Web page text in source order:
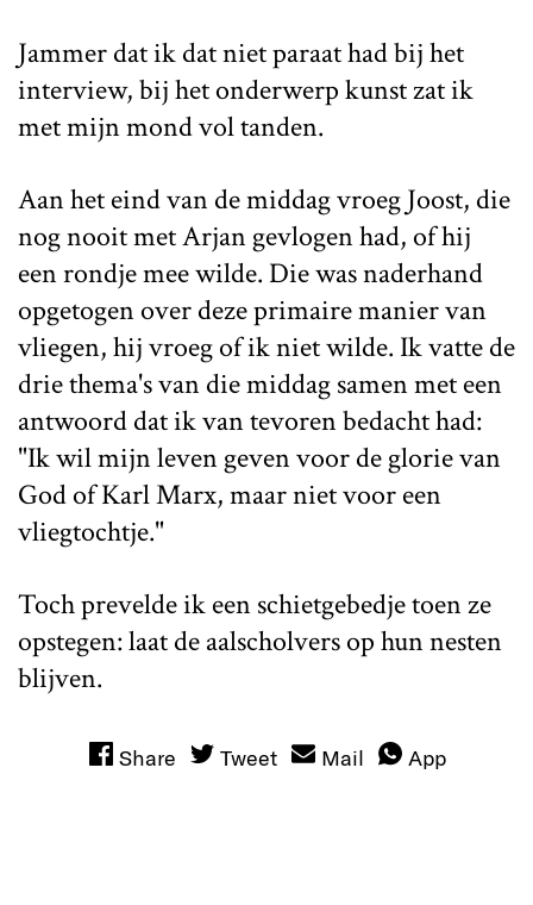
Jammer dat ik dat niet paraat had bij het
interview, bij het onderwerp kunst zat ik
met mijn mond vol tanden.
Aan het eind van de middag vroeg Joost, die
nog nooit met Arjan gevlogen had, of hij
een rondje mee wilde. Die was naderhand
opgetogen over deze primaire manier van
vliegen, hij vroeg of ik niet wilde. Ik vatte de
drie thema's van die middag samen met een
antwoord dat ik van tevoren bedacht had:
"Ik wil mijn leven geven voor de glorie van
God of Karl Marx, maar niet voor een
vliegtochtje."
Toch prevelde ik een schietgebedje toen ze
opstegen: laat de aalscholvers op hun nesten
blijven.
Share Tweet Mail App